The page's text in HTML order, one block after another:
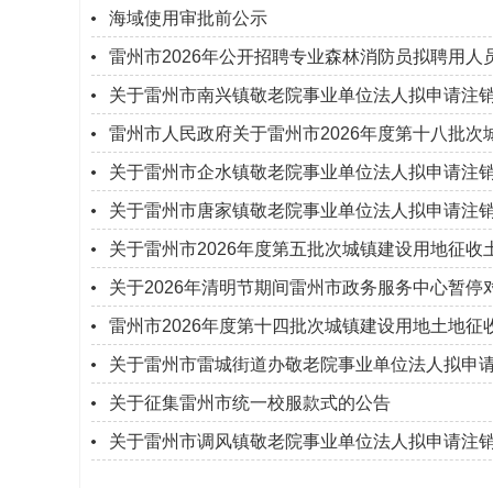
海域使用审批前公示
雷州市2026年公开招聘专业森林消防员拟聘用人
关于雷州市南兴镇敬老院事业单位法人拟申请注
雷州市人民政府关于雷州市2026年度第十八批
关于雷州市企水镇敬老院事业单位法人拟申请注
关于雷州市唐家镇敬老院事业单位法人拟申请注
关于雷州市2026年度第五批次城镇建设用地征收
关于2026年清明节期间雷州市政务服务中心暂停
雷州市2026年度第十四批次城镇建设用地土地征
关于雷州市雷城街道办敬老院事业单位法人拟申
关于征集雷州市统一校服款式的公告
关于雷州市调风镇敬老院事业单位法人拟申请注